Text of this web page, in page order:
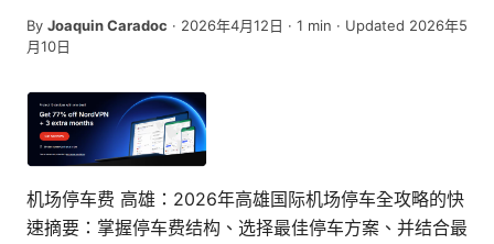
By Joaquin Caradoc · 2026年4月12日 · 1 min · Updated 2026年5
月10日
机场停车费 高雄：2026年高雄国际机场停车全攻略的快
速摘要：掌握停车费结构、选择最佳停车方案、并结合最